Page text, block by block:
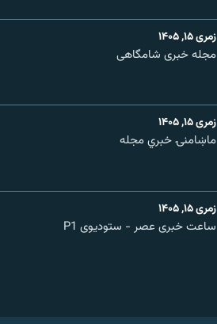
زمری ۱۵, ۱۴۰۵
مجله خبری شامگاهی
زمری ۱۵, ۱۴۰۵
ماښامنۍ خبري مجله
زمری ۱۵, ۱۴۰۵
ساعت خبری عصر - ستودیوی P1